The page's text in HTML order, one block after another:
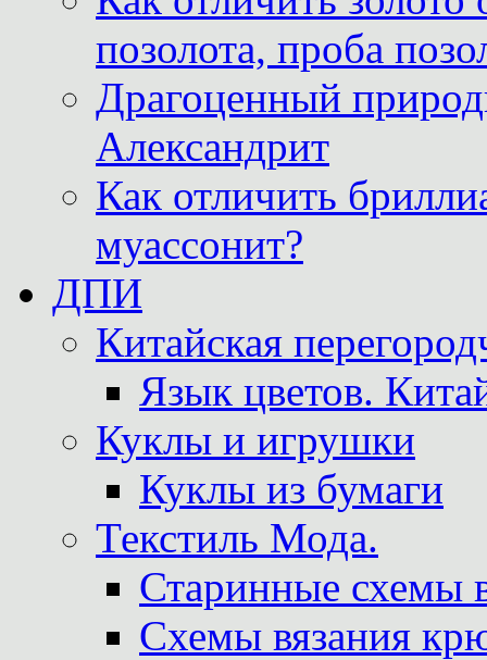
позолота, проба
Драгоценный
Александрит
Как отличить
муассонит?
ДПИ
Китайская
Язык цветов.
Куклы и игрушки
Куклы из бумаги
Текстиль Мода.
Старинные схемы
Схемы вязания